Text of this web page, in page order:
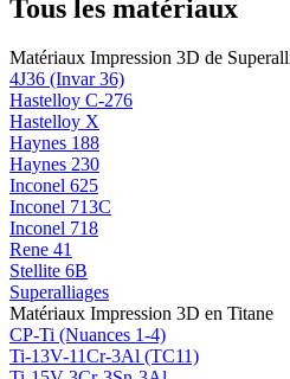
Tous les matériaux
Matériaux Impression 3D de
4J36 (Invar 36)
Hastelloy C-276
Hastelloy X
Haynes 188
Haynes 230
Inconel 625
Inconel 713C
Inconel 718
Rene 41
Stellite 6B
Superalliages
Matériaux Impression 3D en Titane
CP-Ti (Nuances 1-4)
Ti-13V-11Cr-3Al (TC11)